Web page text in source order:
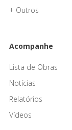
+ Outros
Acompanhe
Lista de Obras
Notícias
Relatórios
Vídeos